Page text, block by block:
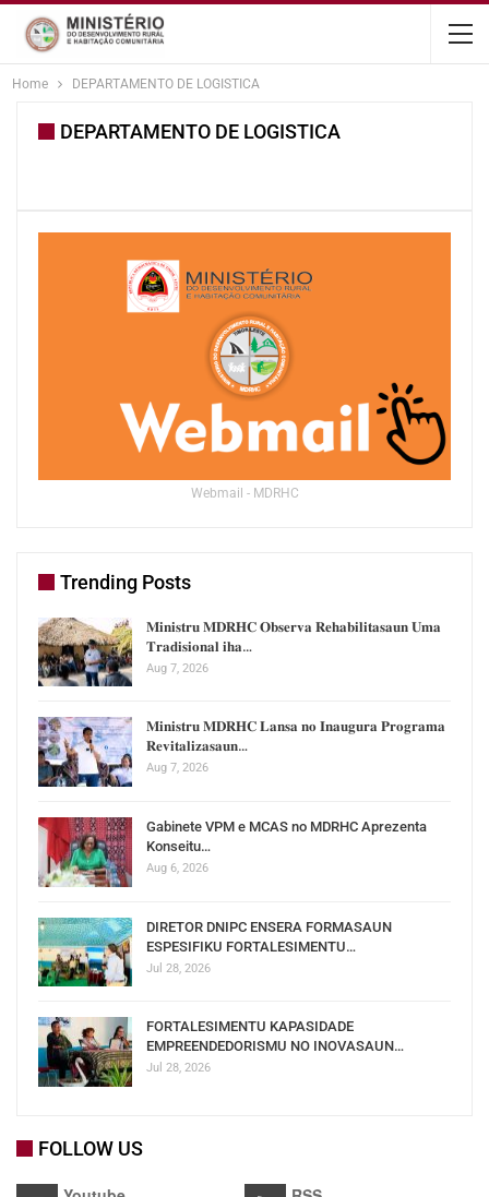
content
Home DEPARTAMENTO DE LOGISTICA
DEPARTAMENTO DE LOGISTICA
Webmail - MDRHC
Trending Posts
𝐌𝐢𝐧𝐢𝐬𝐭𝐫𝐮 𝐌𝐃𝐑𝐇𝐂 𝐎𝐛𝐬𝐞𝐫𝐯𝐚 𝐑𝐞𝐡𝐚𝐛𝐢𝐥𝐢𝐭𝐚𝐬𝐚𝐮𝐧 𝐔𝐦𝐚
𝐓𝐫𝐚𝐝𝐢𝐬𝐢𝐨𝐧𝐚𝐥 𝐢𝐡𝐚…
Aug 7, 2026
𝐌𝐢𝐧𝐢𝐬𝐭𝐫𝐮 𝐌𝐃𝐑𝐇𝐂 𝐋𝐚𝐧𝐬𝐚 𝐧𝐨 𝐈𝐧𝐚𝐮𝐠𝐮𝐫𝐚 𝐏𝐫𝐨𝐠𝐫𝐚𝐦𝐚
𝐑𝐞𝐯𝐢𝐭𝐚𝐥𝐢𝐳𝐚𝐬𝐚𝐮𝐧…
Aug 7, 2026
Gabinete VPM e MCAS no MDRHC Aprezenta
Konseitu…
Aug 6, 2026
DIRETOR DNIPC ENSERA FORMASAUN
ESPESIFIKU FORTALESIMENTU…
Jul 28, 2026
FORTALESIMENTU KAPASIDADE
EMPREENDEDORISMU NO INOVASAUN…
Jul 28, 2026
FOLLOW US